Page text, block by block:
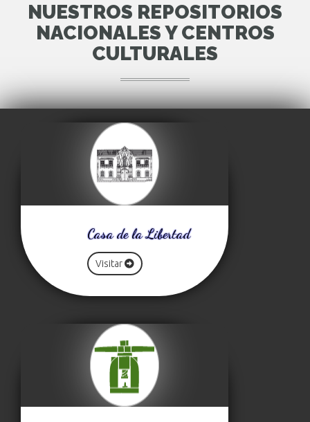
NUESTROS REPOSITORIOS
NACIONALES Y CENTROS
CULTURALES
Casa de la Libertad
Visitar